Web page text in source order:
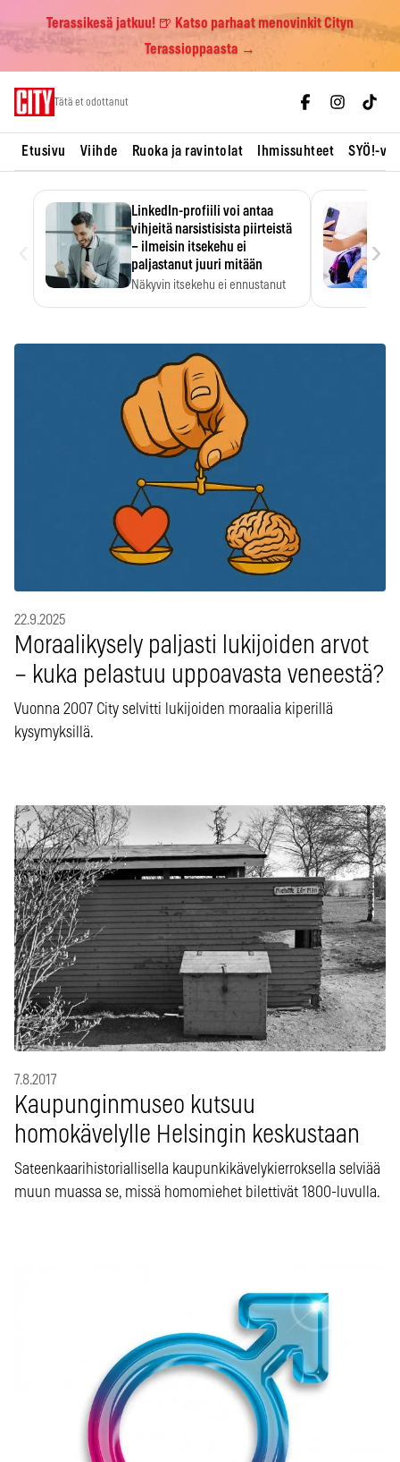
Terassikesä jatkuu! 🍺 Katso parhaat menovinkit Cityn
Terassioppaasta →
Tätä et odottanut
Etusivu Viihde Ruoka ja ravintolat Ihmissuhteet SYÖ!-
LinkedIn-profiili voi antaa
vihjeitä narsistisista piirteistä
– ilmeisin itsekehu ei
paljastanut juuri mitään
Näkyvin itsekehu ei ennustanut
›
22.9.2025
Moraalikysely paljasti lukijoiden arvot
– kuka pelastuu uppoavasta veneestä?
Vuonna 2007 City selvitti lukijoiden moraalia kiperillä
kysymyksillä.
7.8.2017
Kaupunginmuseo kutsuu
homokävelylle Helsingin keskustaan
Sateenkaarihistoriallisella kaupunkikävelykierroksella selviää
muun muassa se, missä homomiehet bilettivät 1800-luvulla.